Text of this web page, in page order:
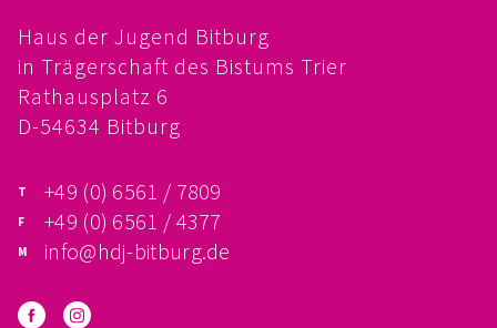
TEAM
FÖRDERVEREIN
KONZEPTION
Haus der Jugend Bitburg
in Trägerschaft des Bistums Trier
Rathausplatz 6
D-54634 Bitburg
+49 (0) 6561 / 7809
+49 (0) 6561 / 4377
info@hdj-bitburg.de